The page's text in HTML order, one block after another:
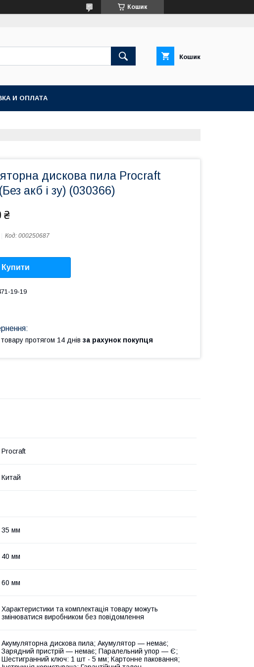
Кошик
Кошик
И ОПЛАТА
дискова пила Procraft
акб і зу) (030366)
₴
Код: 000250687
Купити
19-19
протягом 14 днів за рахунок покупця
Procraft
Китай
35 мм
40 мм
60 мм
Характеристики та комплектація товару можуть
змінюватися виробником без повідомлення
Акумуляторна дискова пила; Акумулятор — немає;
Зарядний пристрій — немає; Паралельний упор — Є;
Шестигранний ключ: 1 шт - 5 мм; Картонне паковання;